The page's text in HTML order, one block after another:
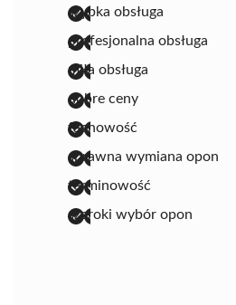
szybka obsługa
profesjonalna obsługa
miła obsługa
dobre ceny
fachowość
sprawna wymiana opon
terminowość
szeroki wybór opon